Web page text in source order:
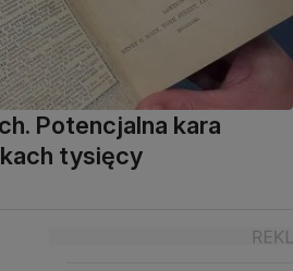
Potencjalna kara
tysięcy